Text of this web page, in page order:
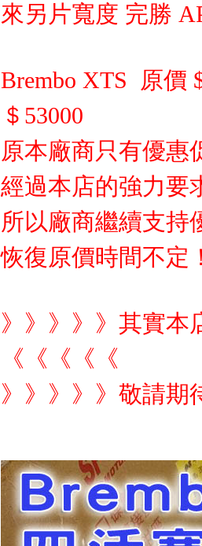
來另片寬度 完勝
Brembo XTS 原價
＄53000
原本廠商只有優惠
經過本店的強力要
所以廠商繼續支持
恢復原價時間不定
》》》》》其實本
《《《《《
》》》》》敬請期